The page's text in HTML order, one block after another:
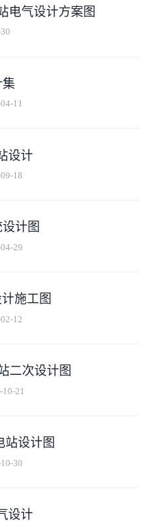
电气设计方案图
11
设计
18
计图
29
施工图
12
二次设计图
10-21
站设计图
30
设计